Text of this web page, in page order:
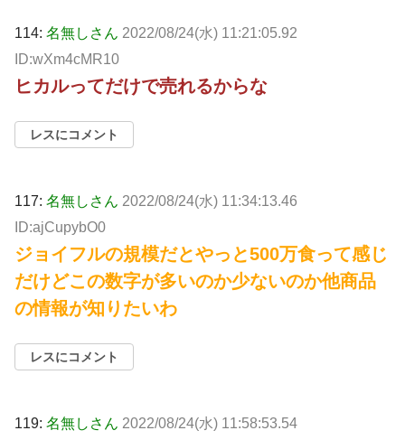
114: 名無しさん 2022/08/24(水) 11:21:05.92
ID:wXm4cMR10
ヒカルってだけで売れるからな
レスにコメント
117: 名無しさん 2022/08/24(水) 11:34:13.46
ID:ajCupybO0
ジョイフルの規模だとやっと500万食って感じ
だけどこの数字が多いのか少ないのか他商品
の情報が知りたいわ
レスにコメント
119: 名無しさん 2022/08/24(水) 11:58:53.54